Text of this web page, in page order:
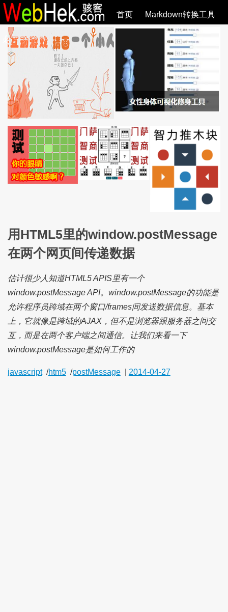
首页 Markdown转换工具
必观作品 SVG教程 SVG手册 全部文章
用HTML5里的window.postMessage
在两个网页间传递数据
估计很少人知道HTML5 APIS里有一个
window.postMessage API。window.postMessage的功能是
允许程序员跨域在两个窗口/frames间发送数据信息。基本
上，它就像是跨域的AJAX，但不是浏览器跟服务器之间交
互，而是在两个客户端之间通信。让我们来看一下
window.postMessage是如何工作的
javascript /htm5 /postMessage 2014-04-27